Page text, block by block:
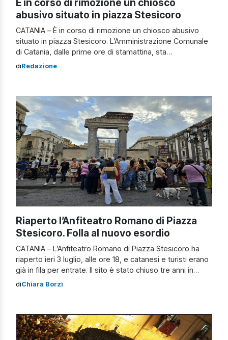
abusivo situato in piazza Stesicoro
CATANIA – È in corso di rimozione un chiosco abusivo
situato in piazza Stesicoro. L’Amministrazione Comunale
di Catania, dalle prime ore di stamattina, sta
provvedendo alla rimozione, con spese a carico dei
manufatto dopo le diverse diffide ai titolari rimaste
inevase. Il […]
diRedazione
Riaperto l’Anfiteatro Romano di Piazza
Stesicoro. Folla al nuovo esordio
CATANIA – L’Anfiteatro Romano di Piazza Stesicoro ha
riaperto ieri 3 luglio, alle ore 18, e catanesi e turisti erano
già in fila per entrate. Il sito è stato chiuso tre anni in
attesa terminassero i lavori di riqualificazione, ma non
diChiara Borzì